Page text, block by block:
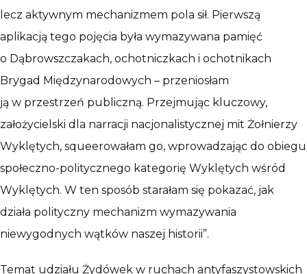
lecz aktywnym mechanizmem pola sił. Pierwszą
aplikacją tego pojęcia była wymazywana pamięć
o Dąbrowszczakach, ochotniczkach i ochotnikach
Brygad Międzynarodowych – przeniosłam
ją w przestrzeń publiczną. Przejmując kluczowy,
założycielski dla narracji nacjonalistycznej mit Żołnierzy
Wyklętych, squeerowałam go, wprowadzając do obiegu
społeczno-politycznego kategorię Wyklętych wśród
Wyklętych. W ten sposób starałam się pokazać, jak
działa polityczny mechanizm wymazywania
niewygodnych wątków naszej historii”.
Temat udziału Żydówek w ruchach antyfaszystowskich